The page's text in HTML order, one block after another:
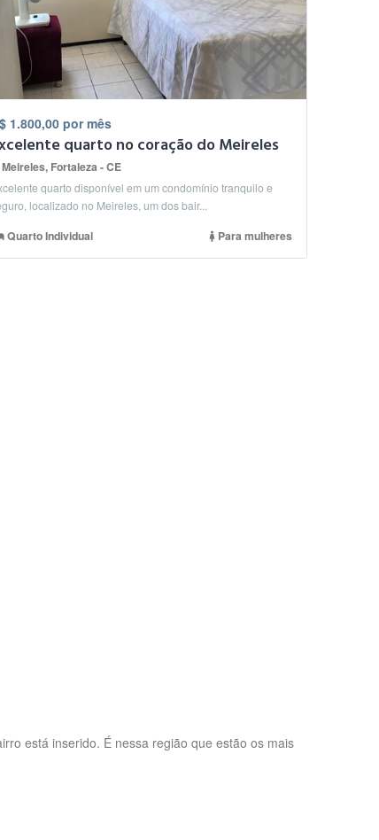
1.800,00 por mês
quarto no coração do Meireles
Meireles, Fortaleza - CE
quarto disponível em um condomínio tranquilo e
localizado no Meireles, um dos bair...
Quarto Individual Para mulheres
está inserido. É nessa região que estão os mais